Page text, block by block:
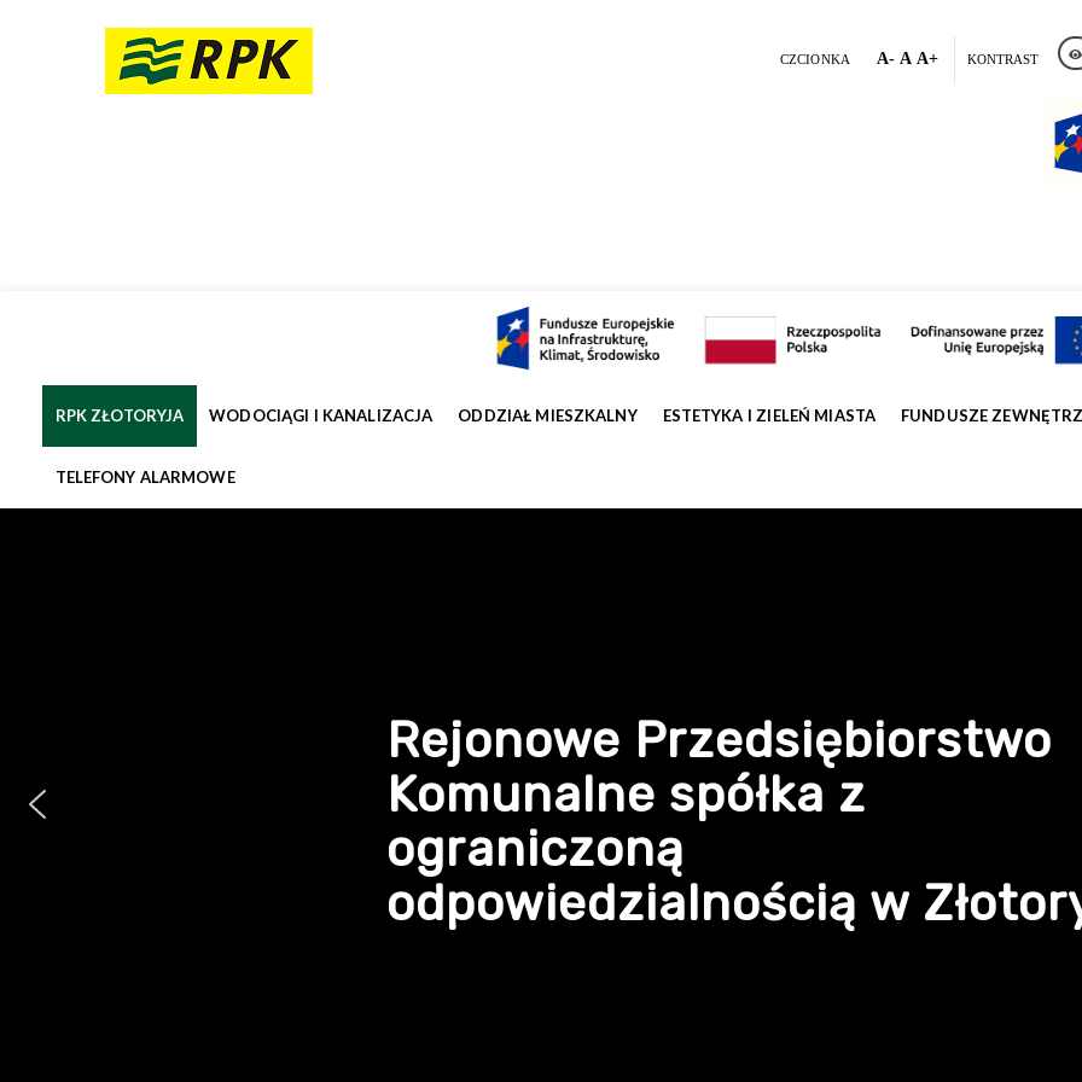
CZCIONKA A- A A+ KONTRAST
RPK ZŁOTORYJA WODOCIĄGI I KANALIZACJA ODDZIAŁ MIESZKALNY ESTETYKA I ZIELEŃ MIASTA FUNDUSZE
TELEFONY ALARMOWE
Rejonowe Przedsiębiorstwo
Komunalne spółka z
ograniczoną
odpowiedzialnością w